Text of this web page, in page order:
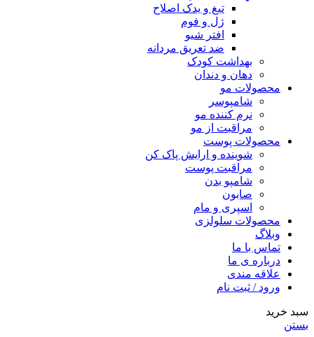
تیغ و یدک اصلاح
ژل و فوم
افتر شیو
ضد تعریق مردانه
بهداشت کودک
دهان و دندان
محصولات مو
شامپوسر
نرم کننده مو
مراقبت از مو
محصولات پوست
شوینده و ارایش پاک کن
مراقبت پوست
شامپو بدن
صابون
اسپری و مام
محصولات سلولزی
وبلاگ
تماس با ما
درباره ی ما
علاقه مندی
ورود / ثبت نام
سبد خرید
بستن